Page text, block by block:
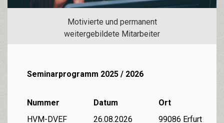
Motivierte und permanent
weitergebildete Mitarbeiter
Seminarprogramm 2025 / 2026
Nummer Datum
Ort
HVM-DVEF
26.08.2026
99086 Erfurt